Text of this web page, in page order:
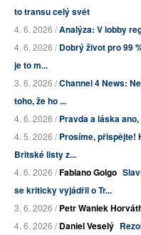
to transu celý svět
4. 6. 2026 /Analýza: V lobby
4. 6. 2026 /Dobrý život pro 99
je to m...
3. 6. 2026 /Channel 4 News:
toho, že ho ...
4. 6. 2026 /Pravda a láska
4. 5. 2026 /Prosíme, přispějte!
Britské listy z...
4. 6. 2026 /Fabiano Golgo
se kriticky vyjádřil o Tr...
3. 6. 2026 /Petr Waniek
4. 6. 2026 /Daniel Veselý